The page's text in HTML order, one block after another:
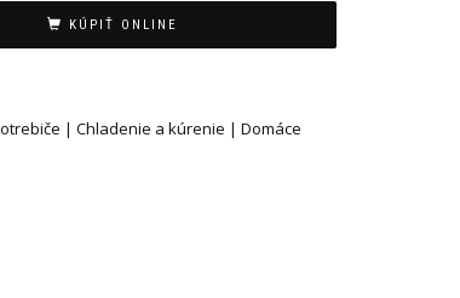
KÚPIŤ ONLINE
| Chladenie a kúrenie | Domáce